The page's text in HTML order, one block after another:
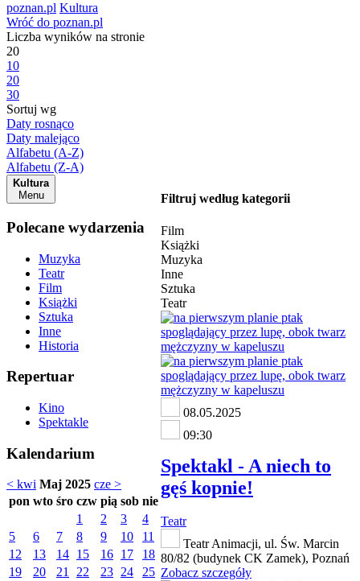
poznan.pl Kultura
Wróć do poznan.pl
Liczba wyników na stronie
20
10
20
30
Sortuj wg
Daty rosnąco
Daty malejąco
Alfabetu (A-Z)
Alfabetu (Z-A)
Kultura
Menu
Polecane wydarzenia
Muzyka
Teatr
Film
Książki
Sztuka
Inne
Historia
Repertuar
Kino
Spektakle
Kalendarium
< kwi Maj 2025 cze >
pon wto śro czw pią sob nie
1
2 3
4
5
6 7 8 9 10
11
12
13 14 15 16 17
18
19
20 21 22 23 24
25
Filtruj według kategorii
Film
Książki
Muzyka
Inne
Sztuka
Teatr
08.05.2025
09:30
Spektakl - A niech to
gęś kopnie!
Teatr
Teatr Animacji, ul. Św. Marcin
80/82 (budynek CK Zamek), Poznań
Zobacz szczegóły